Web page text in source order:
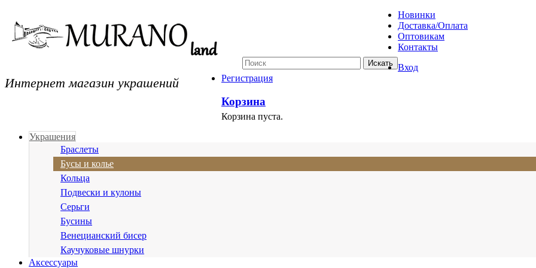
Интернет магазин украшений
Новинки
Доставка/Оплата
Оптовикам
Контакты
Вход
Регистрация
Корзина
Корзина пуста.
Украшения
Браслеты
Бусы и колье
Кольца
Подвески и кулоны
Серьги
Бусины
Венецианский бисер
Каучуковые шнурки
Аксессуары